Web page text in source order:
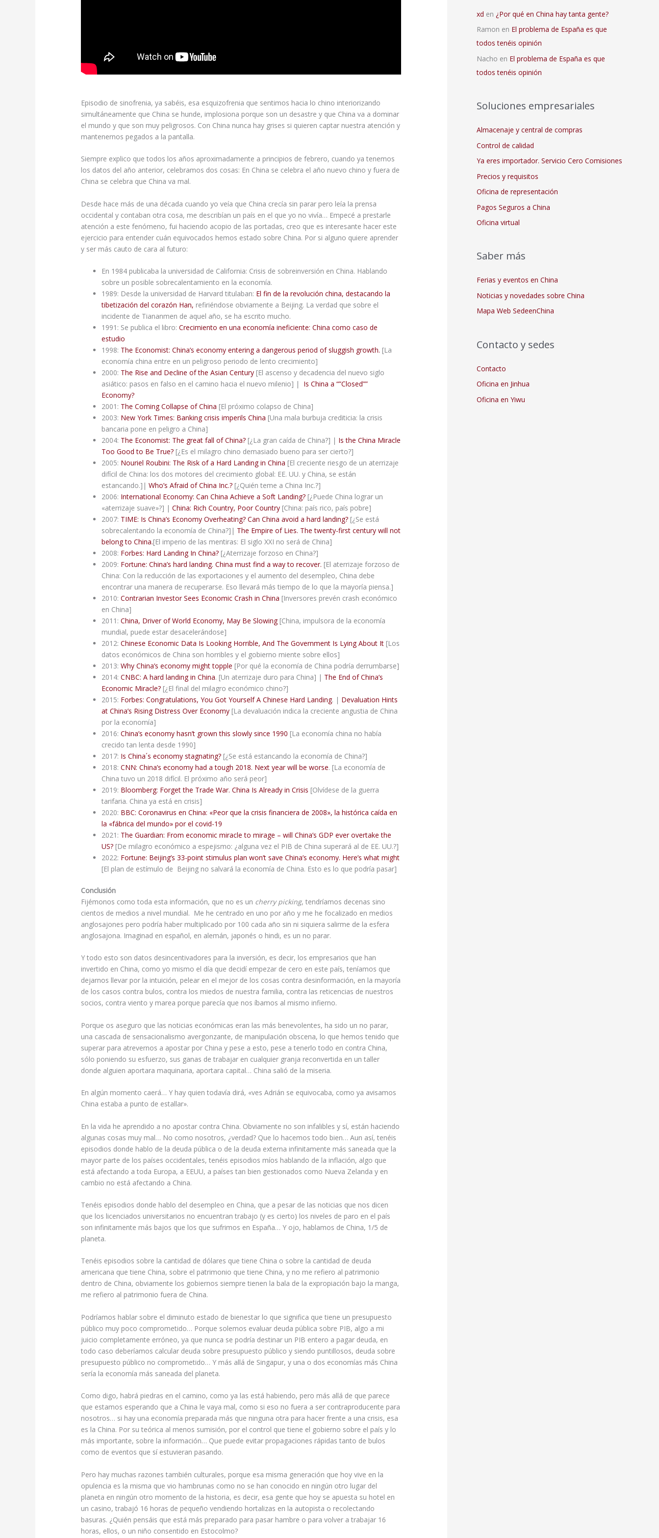
Episodio de sinofrenia, ya sabéis, esa esquizofrenia que sentimos hacia lo chino interiorizando
simultáneamente que China se hunde, implosiona porque son un desastre y que China va a dominar
el mundo y que son muy peligrosos. Con China nunca hay grises si quieren captar nuestra atención y
mantenernos pegados a la pantalla.
Siempre explico que todos los años aproximadamente a principios de febrero, cuando ya tenemos
los datos del año anterior, celebramos dos cosas: En China se celebra el año nuevo chino y fuera de
China se celebra que China va mal.
Desde hace más de una década cuando yo veía que China crecía sin parar pero leía la prensa
occidental y contaban otra cosa, me describían un país en el que yo no vivía… Empecé a prestarle
atención a este fenómeno, fui haciendo acopio de las portadas, creo que es interesante hacer este
ejercicio para entender cuán equivocados hemos estado sobre China. Por si alguno quiere aprender
y ser más cauto de cara al futuro:
En 1984 publicaba la universidad de California: Crisis de sobreinversión en China. Hablando
sobre un posible sobrecalentamiento en la economía.
1989: Desde la universidad de Harvard titulaban: El fin de la revolución china, destacando la
tibetización del corazón Han, refiriéndose obviamente a Beijing. La verdad que sobre el
incidente de Tiananmen de aquel año, se ha escrito mucho.
1991: Se publica el libro:Crecimiento en una economía ineficiente: China como caso de
estudio
1998: The Economist: China’s economy entering a dangerous period of sluggish growth. [La
economía china entre en un peligroso periodo de lento crecimiento]
2000: The Rise and Decline of the Asian Century [El ascenso y decadencia del nuevo siglo
asiático: pasos en falso en el camino hacia el nuevo milenio] | Is China a “”Closed””
Economy?
2001: The Coming Collapse of China [El próximo colapso de China]
2003: New York Times: Banking crisis imperils China [Una mala burbuja crediticia: la crisis
bancaria pone en peligro a China]
2004: The Economist: The great fall of China? [¿La gran caída de China?] | Is the China Miracle
Too Good to Be True? [¿Es el milagro chino demasiado bueno para ser cierto?]
2005: Nouriel Roubini: The Risk of a Hard Landing in China [El creciente riesgo de un aterrizaje
difícil de China: los dos motores del crecimiento global: EE. UU. y China, se están
estancando.]|Who’s Afraid of China Inc.? [¿Quién teme a China Inc.?]
2006: International Economy: Can China Achieve a Soft Landing? [¿Puede China lograr un
«aterrizaje suave»?] |China: Rich Country, Poor Country [China: país rico, país pobre]
2007: TIME: Is China’s Economy Overheating? Can China avoid a hard landing? [¿Se está
sobrecalentando la economía de China?]| The Empire of Lies. The twenty-first century will not
belong to China.[El imperio de las mentiras: El siglo XXI no será de China]
2008: Forbes: Hard Landing In China? [¿Aterrizaje forzoso en China?]
2009: Fortune: China’s hard landing. China must find a way to recover. [El aterrizaje forzoso de
China: Con la reducción de las exportaciones y el aumento del desempleo, China debe
encontrar una manera de recuperarse. Eso llevará más tiempo de lo que la mayoría piensa.]
2010:Contrarian Investor Sees Economic Crash in China [Inversores prevén crash económico
en China]
2011:China, Driver of World Economy, May Be Slowing[China, impulsora de la economía
mundial, puede estar desacelerándose]
2012:Chinese Economic Data Is Looking Horrible, And The Government Is Lying About It [Los
datos económicos de China son horribles y el gobierno miente sobre ellos]
2013:Why China’s economy might topple [Por qué la economía de China podría derrumbarse]
2014:CNBC: A hard landing in China. [Un aterrizaje duro para China] | The End of China’s
Economic Miracle? [¿El final del milagro económico chino?]
2015: Forbes: Congratulations, You Got Yourself A Chinese Hard Landing. | Devaluation Hints
at China’s Rising Distress Over Economy [La devaluación indica la creciente angustia de China
por la economía]
2016:China’s economy hasn’t grown this slowly since 1990 [La economía china no había
crecido tan lenta desde 1990]
2017: Is China´s economy stagnating? [¿Se está estancando la economía de China?]
2018:CNN: China’s economy had a tough 2018. Next year will be worse. [La economía de
China tuvo un 2018 difícil. El próximo año será peor]
2019: Bloomberg: Forget the Trade War. China Is Already in Crisis [Olvídese de la guerra
tarifaria. China ya está en crisis]
2020: BBC: Coronavirus en China: «Peor que la crisis financiera de 2008», la histórica caída en
la «fábrica del mundo» por el covid-19
2021: The Guardian: From economic miracle to mirage – will China’s GDP ever overtake the
US? [De milagro económico a espejismo: ¿alguna vez el PIB de China superará al de EE. UU.?]
2022: Fortune: Beijing’s 33-point stimulus plan won’t save China’s economy. Here’s what might
[El plan de estímulo de Beijing no salvará la economía de China. Esto es lo que podría pasar]
Conclusión
Fijémonos como toda esta información, que no es un cherry picking, tendríamos decenas sino
cientos de medios a nivel mundial. Me he centrado en uno por año y me he focalizado en medios
anglosajones pero podría haber multiplicado por 100 cada año sin ni siquiera salirme de la esfera
anglosajona. Imaginad en español, en alemán, japonés o hindi, es un no parar.
Y todo esto son datos desincentivadores para la inversión, es decir, los empresarios que han
invertido en China, como yo mismo el día que decidí empezar de cero en este país, teníamos que
dejarnos llevar por la intuición, pelear en el mejor de los cosas contra desinformación, en la mayoría
de los casos contra bulos, contra los miedos de nuestra familia, contra las reticencias de nuestros
socios, contra viento y marea porque parecía que nos íbamos al mismo infierno.
Porque os aseguro que las noticias económicas eran las más benevolentes, ha sido un no parar,
una cascada de sensacionalismo avergonzante, de manipulación obscena, lo que hemos tenido que
superar para atrevernos a apostar por China y pese a esto, pese a tenerlo todo en contra China,
sólo poniendo su esfuerzo, sus ganas de trabajar en cualquier granja reconvertida en un taller
donde alguien aportara maquinaria, aportara capital… China salió de la miseria.
En algún momento caerá… Y hay quien todavía dirá, «ves Adrián se equivocaba, como ya avisamos
China estaba a punto de estallar».
En la vida he aprendido a no apostar contra China. Obviamente no son infalibles y sí, están haciendo
algunas cosas muy mal… No como nosotros, ¿verdad? Que lo hacemos todo bien… Aun así, tenéis
episodios donde hablo de la deuda pública o de la deuda externa infinitamente más saneada que la
mayor parte de los países occidentales, tenéis episodios míos hablando de la inflación, algo que
está afectando a toda Europa, a EEUU, a países tan bien gestionados como Nueva Zelanda y en
cambio no está afectando a China.
Tenéis episodios donde hablo del desempleo en China, que a pesar de las noticias que nos dicen
que los licenciados universitarios no encuentran trabajo (y es cierto) los niveles de paro en el país
son infinitamente más bajos que los que sufrimos en España… Y ojo, hablamos de China, 1/5 de
planeta.
Tenéis episodios sobre la cantidad de dólares que tiene China o sobre la cantidad de deuda
americana que tiene China, sobre el patrimonio que tiene China, y no me refiero al patrimonio
dentro de China, obviamente los gobiernos siempre tienen la bala de la expropiación bajo la manga,
me refiero al patrimonio fuera de China.
Podríamos hablar sobre el diminuto estado de bienestar lo que significa que tiene un presupuesto
público muy poco comprometido… Porque solemos evaluar deuda pública sobre PIB, algo a mi
juicio completamente erróneo, ya que nunca se podría destinar un PIB entero a pagar deuda, en
todo caso deberíamos calcular deuda sobre presupuesto público y siendo puntillosos, deuda sobre
presupuesto público no comprometido… Y más allá de Singapur, y una o dos economías más China
sería la economía más saneada del planeta.
Como digo, habrá piedras en el camino, como ya las está habiendo, pero más allá de que parece
que estamos esperando que a China le vaya mal, como si eso no fuera a ser contraproducente para
nosotros… si hay una economía preparada más que ninguna otra para hacer frente a una crisis, esa
es la China. Por su teórica al menos sumisión, por el control que tiene el gobierno sobre el país y lo
más importante, sobre la información… Que puede evitar propagaciones rápidas tanto de bulos
como de eventos que sí estuvieran pasando.
Pero hay muchas razones también culturales, porque esa misma generación que hoy vive en la
opulencia es la misma que vio hambrunas como no se han conocido en ningún otro lugar del
planeta en ningún otro momento de la historia, es decir, esa gente que hoy se apuesta su hotel en
un casino, trabajó 16 horas de pequeño vendiendo hortalizas en la autopista o recolectando
basuras. ¿Quién pensáis que está más preparado para pasar hambre o para volver a trabajar 16
horas, ellos, o un niño consentido en Estocolmo?
xd en ¿Por qué en China hay tanta gente?
Ramon en El problema de España es que
todos tenéis opinión
Nacho en El problema de España es que
todos tenéis opinión
Soluciones empresariales
Almacenaje y central de compras
Control de calidad
Ya eres importador. Servicio Cero Comisiones
Precios y requisitos
Oficina de representación
Pagos Seguros a China
Oficina virtual
Saber más
Ferias y eventos en China
Noticias y novedades sobre China
Mapa Web SedeenChina
Contacto y sedes
Contacto
Oficina en Jinhua
Oficina en Yiwu